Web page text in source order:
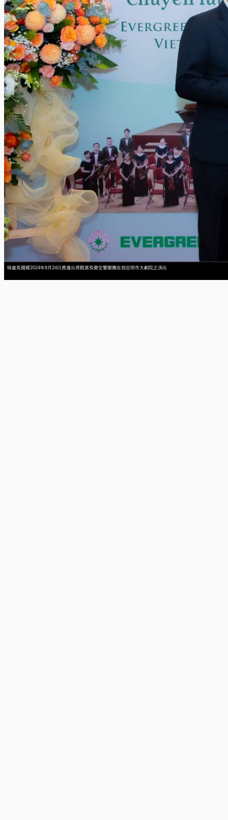
韓處長國耀2024年9月24日應邀出席觀賞長榮交響樂團在胡志明市大劇院之演出